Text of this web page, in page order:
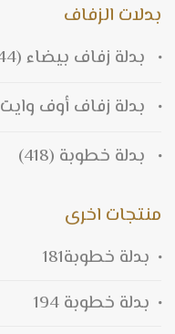
بدلات الزفاف
بدلة زفاف بيضاء (44)
بدلة زفاف أوف وايت
بدلة خطوبة (418)
منتجات اخرى
بدلة خطوبة181
بدلة خطوبة 194